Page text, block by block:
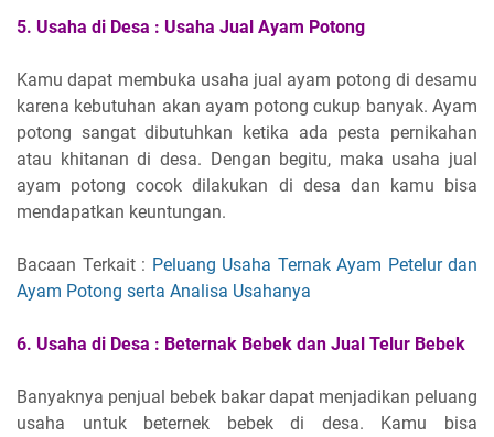
5. Usaha di Desa : Usaha Jual Ayam Potong
Kamu dapat membuka usaha jual ayam potong di desamu
karena kebutuhan akan ayam potong cukup banyak. Ayam
potong sangat dibutuhkan ketika ada pesta pernikahan
atau khitanan di desa. Dengan begitu, maka usaha jual
ayam potong cocok dilakukan di desa dan kamu bisa
mendapatkan keuntungan.
Bacaan Terkait : Peluang Usaha Ternak Ayam Petelur dan
Ayam Potong serta Analisa Usahanya
6. Usaha di Desa : Beternak Bebek dan Jual Telur Bebek
Banyaknya penjual bebek bakar dapat menjadikan peluang
usaha untuk beternek bebek di desa. Kamu bisa